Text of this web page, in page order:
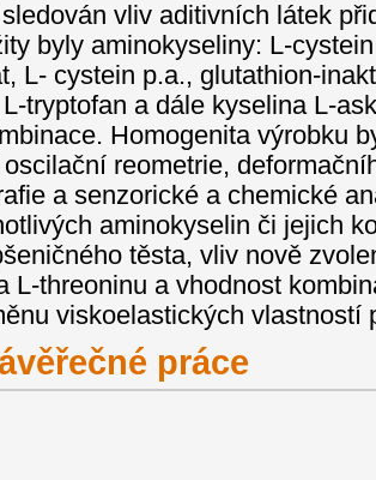
vliv aditivních látek
byly aminokyseliny: L-
L- cystein p.a., glutathion-
tryptofan a dále kyselina L-
Homogenita výrobku
reometrie,
a senzorické a chemické
aminokyselin či jejich
těsta, vliv nově
L-threoninu a vhodnost
viskoelastických vlastností
práce